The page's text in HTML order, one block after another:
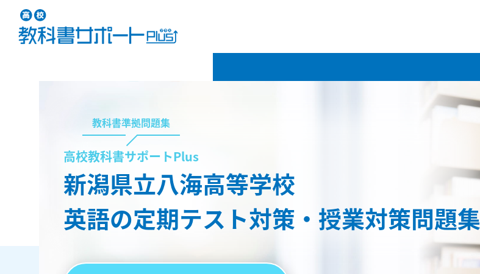
教科書準拠問題集
高校教科書サポートPlus
新潟県立八海高等学校
英語の定期テスト対策・授業対策問題集